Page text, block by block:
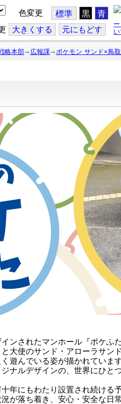
色変更 標準 黒 青
大きくする 元にもどす
略本部 広報課 ポケモン サンド×鳥
ンされたマンホール『ポケふ
大使のサンド・アローラサン
遊んでいる姿が描かれています
ナルデザインの、世界にひと
年にもわたり設置され続ける
が落ち着き、安心・安全な日